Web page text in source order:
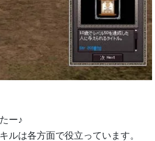
ー♪
ルは各方面で役立っています。